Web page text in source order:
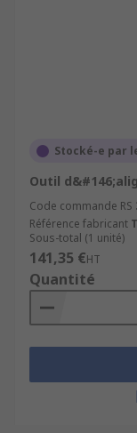
Stocké-e par
Outil
Code commande RS
Référence fabricant
Sous-total (1 unité)
141,35 €HT
Quantité